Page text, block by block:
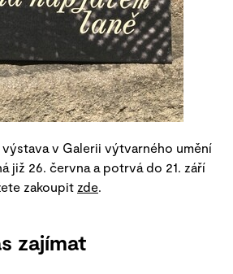
v Galerii výtvarného umění
již 26. června a potrvá do 21. září
zakoupit zde.
zajímat